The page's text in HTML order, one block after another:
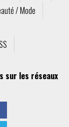
/ Mode
sur les réseaux